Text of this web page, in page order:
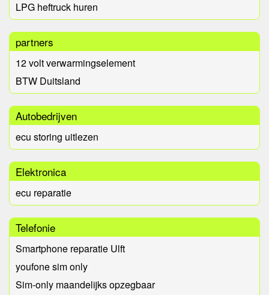
LPG heftruck huren
partners
12 volt verwarmingselement
BTW Duitsland
Autobedrijven
ecu storing uitlezen
Elektronica
ecu reparatie
Telefonie
Smartphone reparatie Ulft
youfone sim only
Sim-only maandelijks opzegbaar